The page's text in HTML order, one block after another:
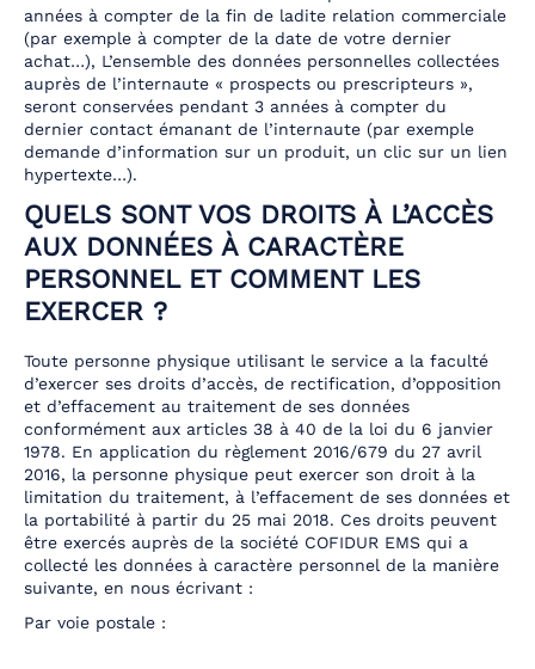
années à compter de la fin de ladite relation commerciale
(par exemple à compter de la date de votre dernier
achat…), L’ensemble des données personnelles collectées
auprès de l’internaute « prospects ou prescripteurs »,
seront conservées pendant 3 années à compter du
dernier contact émanant de l’internaute (par exemple
demande d’information sur un produit, un clic sur un lien
hypertexte…).
QUELS SONT VOS DROITS À L’ACCÈS
AUX DONNÉES À CARACTÈRE
PERSONNEL ET COMMENT LES
EXERCER ?
Toute personne physique utilisant le service a la faculté
d’exercer ses droits d’accès, de rectification, d’opposition
et d’effacement au traitement de ses données
conformément aux articles 38 à 40 de la loi du 6 janvier
1978. En application du règlement 2016/679 du 27 avril
2016, la personne physique peut exercer son droit à la
limitation du traitement, à l’effacement de ses données et
la portabilité à partir du 25 mai 2018. Ces droits peuvent
être exercés auprès de la société COFIDUR EMS qui a
collecté les données à caractère personnel de la manière
suivante, en nous écrivant :
Par voie postale :